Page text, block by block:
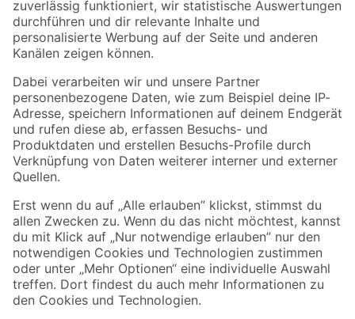
Zur Newsletter Anmeldung
Folge uns
Zahlungsarten Versandarten
Sicher einkaufen
Jetzt die toom-App herunterladen